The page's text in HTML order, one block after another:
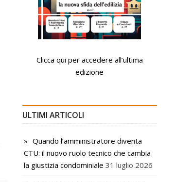
Clicca qui per accedere all’ultima
edizione
ULTIMI ARTICOLI
Quando l’amministratore diventa
CTU: il nuovo ruolo tecnico che cambia
la giustizia condominiale 31 luglio 2026